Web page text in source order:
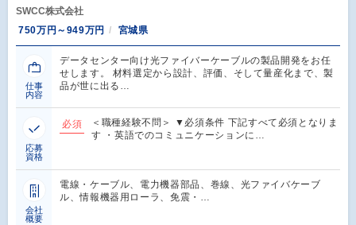
SWCC株式会社
750万円～949万円
宮城県
仕事
内容
データセンター向け光ファイバーケーブルの製品開発をお任
せします。 材料選定から設計、評価、そして量産化まで、製
品が世に出る…
応募
資格
必須
＜職種経験不問＞ ▼必須条件 下記すべて必須となりま
す ・英語でのコミュニケーションに…
会社
概要
電線・ケーブル、電力機器部品、巻線、光ファイバケーブ
ル、情報機器用ローラ、免震・…